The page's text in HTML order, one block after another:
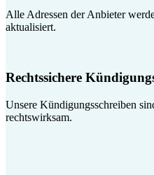
Alle Adressen der Anbieter
aktualisiert.
Rechtssichere
Unsere Kündigungsschreiben
rechtswirksam.